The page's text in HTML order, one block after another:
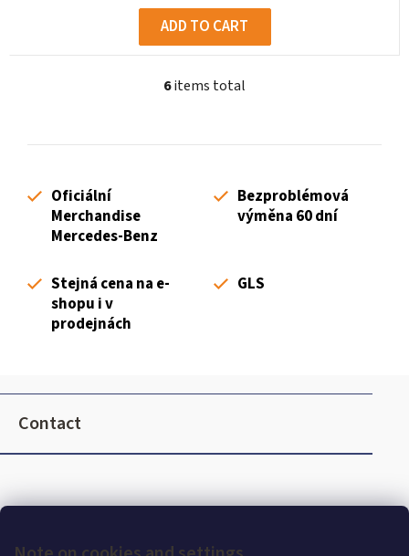
ADD TO CART
L
s
s
6items total
Oficiální
Merchandise
Mercedes-Benz
Bezproblémová
výměna 60 dní
Stejná cena na e-
shopu i v
prodejnách
GLS
F
o
e
Contact